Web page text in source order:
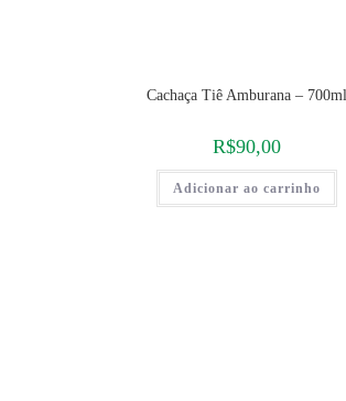
Cachaça Tiê Amburana – 700ml
R$90,00
Adicionar ao carrinho